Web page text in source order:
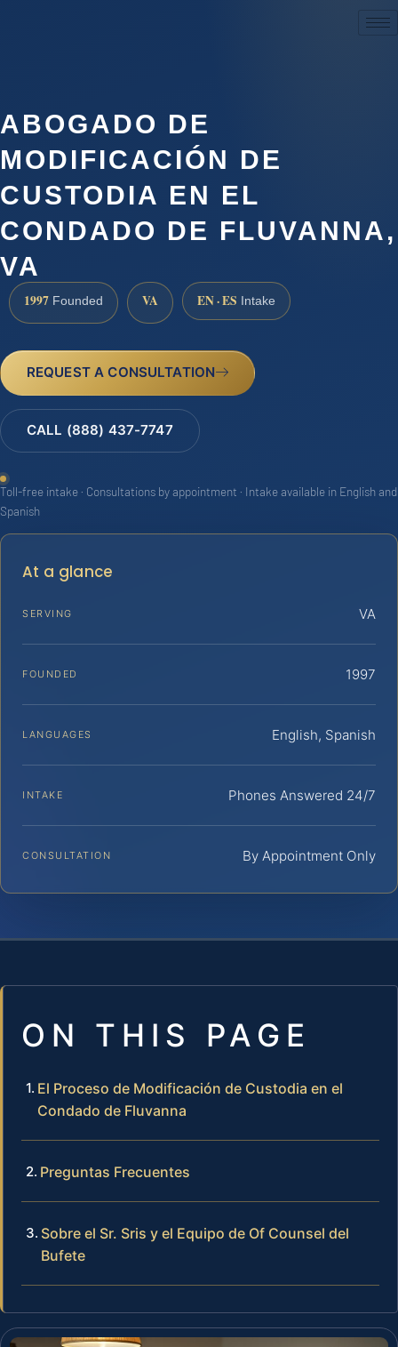
ABOGADO DE
MODIFICACIÓN DE
CUSTODIA EN EL
CONDADO DE FLUVANNA,
VA
1997 Founded VA EN · ES Intake
REQUEST A CONSULTATION
CALL (888) 437-7747
Toll-free intake · Consultations by appointment · Intake available in English and
Spanish
At a glance
SERVING VA
FOUNDED 1997
LANGUAGES English, Spanish
INTAKE Phones Answered 24/7
CONSULTATION By Appointment Only
ON THIS PAGE
El Proceso de Modificación de Custodia en el
Condado de Fluvanna
Preguntas Frecuentes
Sobre el Sr. Sris y el Equipo de Of Counsel del
Bufete